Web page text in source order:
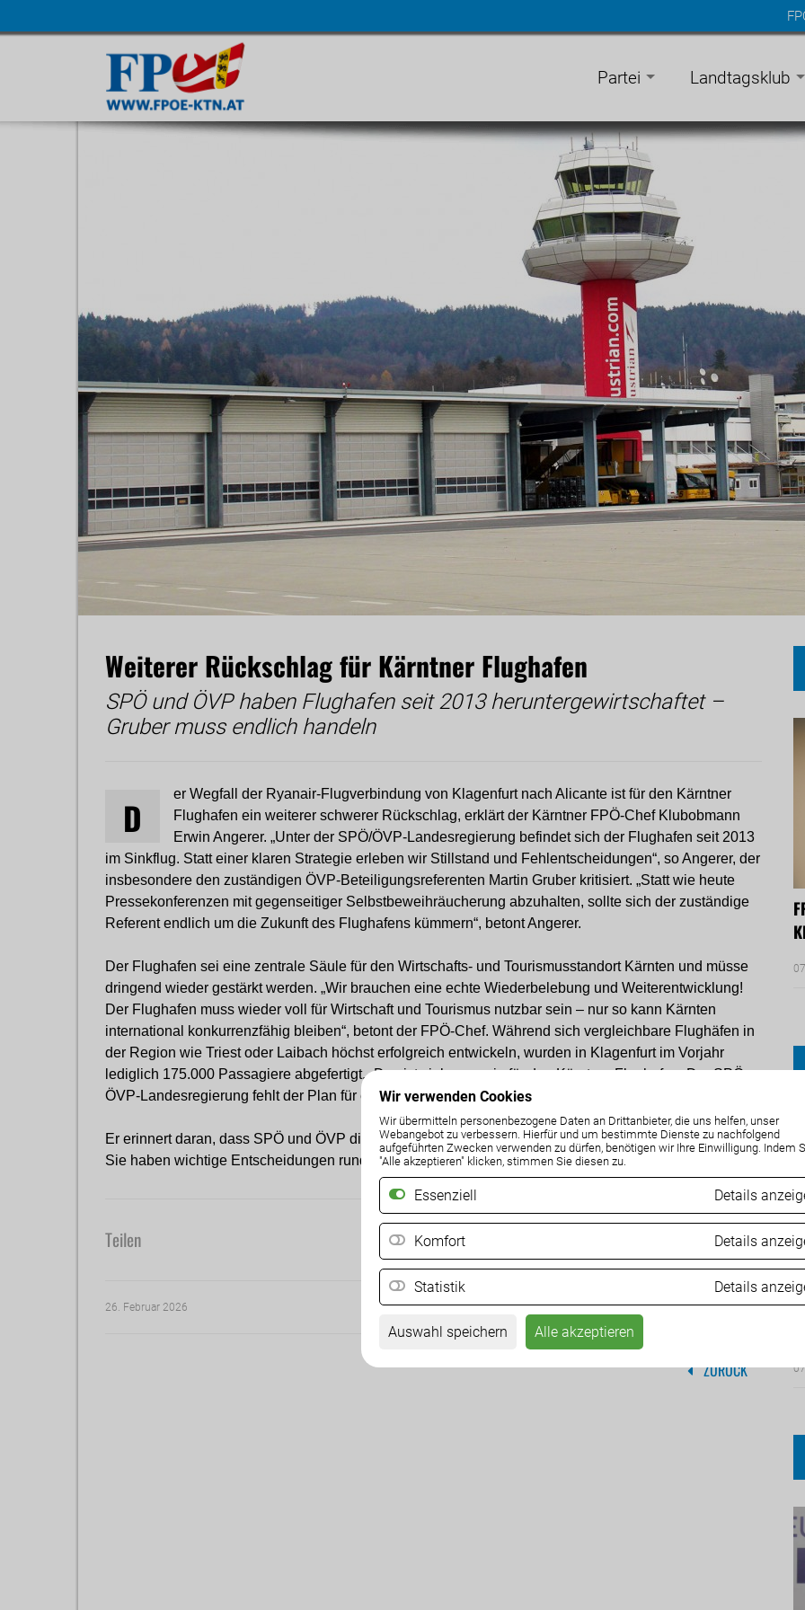
Wir verwenden Cookies
Wir übermitteln personenbezogene Daten an Drittanbieter, die uns helfen, unser
Webangebot zu verbessern. Hierfür und um bestimmte Dienste zu nachfolgend
aufgeführten Zwecken verwenden zu dürfen, benötigen wir Ihre Einwilligung. Indem
"Alle akzeptieren" klicken, stimmen Sie diesen zu.
Essenziell Details
Komfort Details
Statistik Details
Auswahl speichern Alle akzeptieren
Navigation
Partei Landtagsklub
Weiterer Rückschlag für Kärntner Flughafen
SPÖ und ÖVP haben Flughafen seit 2013 heruntergewirtschaftet –
Gruber muss endlich handeln
D
er Wegfall der Ryanair-Flugverbindung von Klagenfurt nach Alicante ist für den Kärntner
Flughafen ein weiterer schwerer Rückschlag, erklärt der Kärntner FPÖ-Chef Klubobmann
Erwin Angerer. „Unter der SPÖ/ÖVP-Landesregierung befindet sich der Flughafen seit 2013
im Sinkflug. Statt einer klaren Strategie erleben wir Stillstand und Fehlentscheidungen“, so Angerer, der
insbesondere den zuständigen ÖVP-Beteiligungsreferenten Martin Gruber kritisiert. „Statt wie heute
Pressekonferenzen mit gegenseitiger Selbstbeweihräucherung abzuhalten, sollte sich der zuständige
Referent endlich um die Zukunft des Flughafens kümmern“, betont Angerer.
Der Flughafen sei eine zentrale Säule für den Wirtschafts- und Tourismusstandort Kärnten und müsse
dringend wieder gestärkt werden. „Wir brauchen eine echte Wiederbelebung und Weiterentwicklung!
Der Flughafen muss wieder voll für Wirtschaft und Tourismus nutzbar sein – nur so kann Kärnten
international konkurrenzfähig bleiben“, betont der FPÖ-Chef. Während sich vergleichbare Flughäfen in
der Region wie Triestoder Laibach höchst erfolgreich entwickeln, wurden in Klagenfurt im Vorjahr
lediglich 175.000 Passagiere abgefertigt. „Das ist viel zu wenig für den Kärntner Flughafen. Der SPÖ-
ÖVP-Landesregierung fehlt der Plan für einen echten Neustart“, so Angerer.
Er erinnert daran, dass SPÖ und ÖVP die volle Verantwortung für die Zustände am Flughafen tragen.
Sie haben wichtige Entscheidungen rund um den Flughafen immer am Landtag vorbei getroffen.
Teilen
26. Februar 2026
ZURÜCK